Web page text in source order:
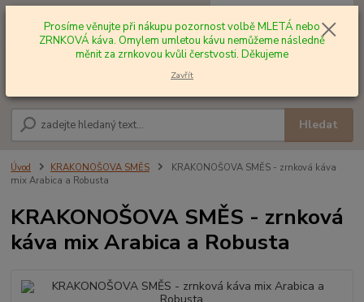
Hledat
+420 602 577 209 za0,00 Kč
Úvod KRAKONOŠOVA SMĚS
KRAKONOŠOVA SMĚS - zrnková káva
mix Arabica a Robusta
KRAKONOŠOVA SMĚS - zrnková
káva mix Arabica a Robusta
Prosíme věnujte při nákupu pozornost volbě MLETÁ nebo
ZRNKOVÁ káva. Omylem umletou kávu nemůžeme následně
měnit za zrnkovou kvůli čerstvosti. Děkujeme
Zavřít